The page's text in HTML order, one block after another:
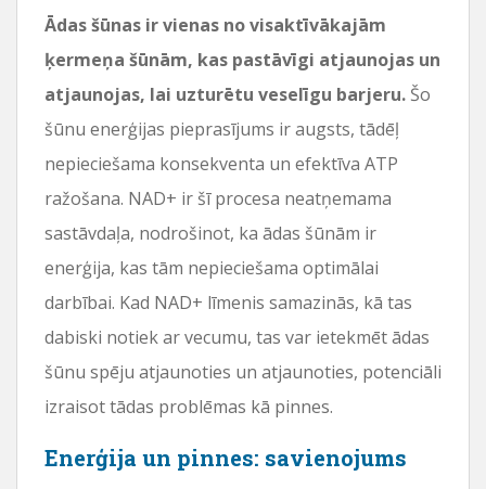
Ādas šūnas ir vienas no visaktīvākajām
ķermeņa šūnām, kas pastāvīgi atjaunojas un
atjaunojas, lai uzturētu veselīgu barjeru. Šo
šūnu enerģijas pieprasījums ir augsts, tādēļ
nepieciešama konsekventa un efektīva ATP
ražošana. NAD+ ir šī procesa neatņemama
sastāvdaļa, nodrošinot, ka ādas šūnām ir
enerģija, kas tām nepieciešama optimālai
darbībai. Kad NAD+ līmenis samazinās, kā tas
dabiski notiek ar vecumu, tas var ietekmēt ādas
šūnu spēju atjaunoties un atjaunoties, potenciāli
izraisot tādas problēmas kā pinnes.
Enerģija un pinnes: savienojums